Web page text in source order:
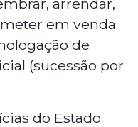
em venda
de
(sucessão por
do Estado